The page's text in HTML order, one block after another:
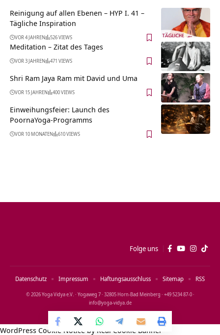
Reinigung auf allen Ebenen – HYP I. 41 –
Tägliche Inspiration
VOR 4 JAHREN 526 VIEWS
Meditation – Zitat des Tages
VOR 3 JAHREN 471 VIEWS
Shri Ram Jaya Ram mit David und Uma
VOR 15 JAHREN 400 VIEWS
Einweihungsfeier: Launch des
PoornaYoga-Programms
VOR 10 MONATEN 610 VIEWS
Folge uns
© 2026 Yoga Vidya e.V. · Yogaweg 7 · 32805 Horn‑Bad Meinberg · +49 5234 87‑0 ·
info@yoga‑vidya.de
Datenschutz Impressum Haftungsausschluss Sitemap RSS
WordPress Cookie Notice by Real Cookie Banner